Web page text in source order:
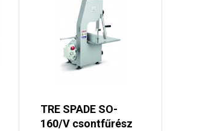
TRE SPADE SO-
160/V csontfűrész